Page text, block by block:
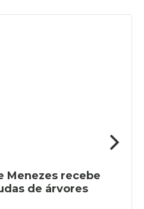
Menezes recebe
de árvores